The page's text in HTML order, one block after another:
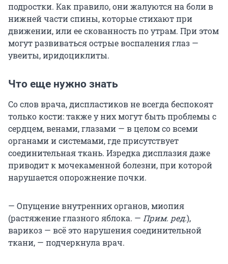
подростки. Как правило, они жалуются на боли в
нижней части спины, которые стихают при
движении, или ее скованность по утрам. При этом
могут развиваться острые воспаления глаз —
увеиты, иридоциклиты.
Что еще нужно знать
Со слов врача, диспластиков не всегда беспокоят
только кости: также у них могут быть проблемы с
сердцем, венами, глазами — в целом со всеми
органами и системами, где присутствует
соединительная ткань. Изредка дисплазия даже
приводит к мочекаменной болезни, при которой
нарушается опорожнение почки.
— Опущение внутренних органов, миопия
(растяжение глазного яблока. — Прим. ред.),
варикоз — всё это нарушения соединительной
ткани, — подчеркнула врач.